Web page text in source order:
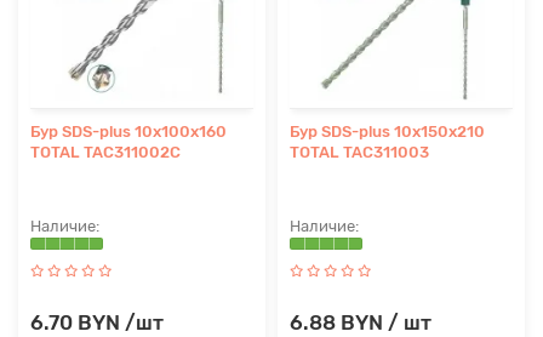
Бур SDS-plus 10x100x160
TOTAL TAC311002C
6.70 BYN /шт
Бур SDS-plus 10x150x210
TOTAL TAC311003
6.88 BYN / шт